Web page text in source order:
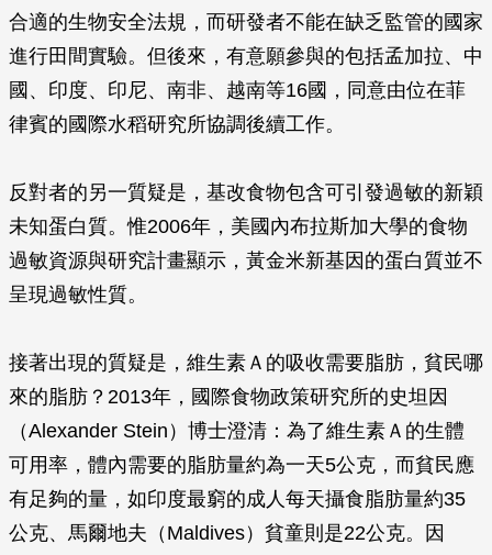
合適的生物安全法規，而研發者不能在缺乏監管的國家
進行田間實驗。但後來，有意願參與的包括孟加拉、中
國、印度、印尼、南非、越南等16國，同意由位在菲
律賓的國際水稻研究所協調後續工作。
反對者的另一質疑是，基改食物包含可引發過敏的新穎
未知蛋白質。惟2006年，美國內布拉斯加大學的食物
過敏資源與研究計畫顯示，黃金米新基因的蛋白質並不
呈現過敏性質。
接著出現的質疑是，維生素Ａ的吸收需要脂肪，貧民哪
來的脂肪？2013年，國際食物政策研究所的史坦因
（Alexander Stein）博士澄清：為了維生素Ａ的生體
可用率，體內需要的脂肪量約為一天5公克，而貧民應
有足夠的量，如印度最窮的成人每天攝食脂肪量約35
公克、馬爾地夫（Maldives）貧童則是22公克。因